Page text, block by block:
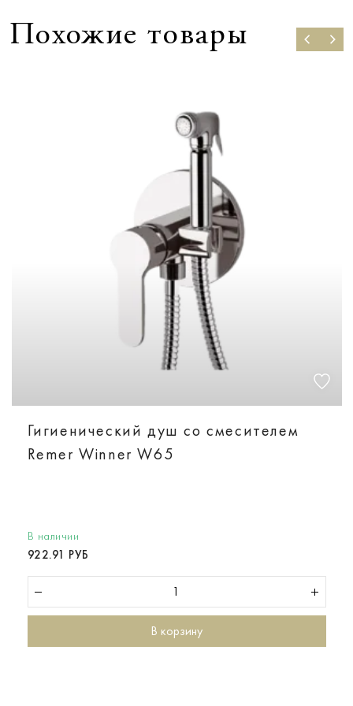
Похожие товары
Гигиенический душ со смесителем
Remer Winner W65
В наличии
922.91 РУБ
В корзину